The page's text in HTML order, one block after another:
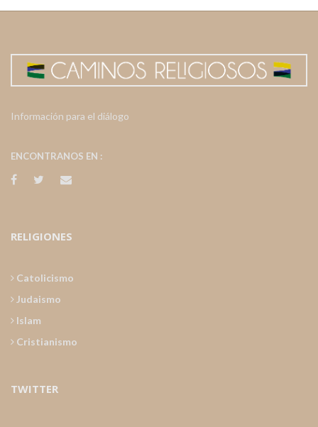
Información para el diálogo
ENCONTRANOS EN :
RELIGIONES
Catolicismo
Judaismo
Islam
Cristianismo
TWITTER